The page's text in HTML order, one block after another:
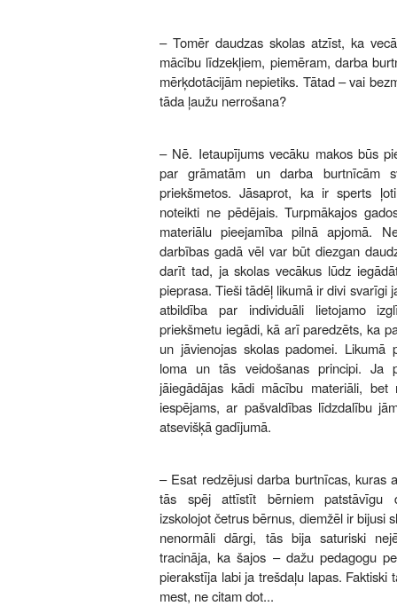
– Tomēr daudzas skolas atzīst, ka
mācību līdzekļiem, piemēram, darba
mērķdotācijām nepietiks. Tātad – vai
tāda ļaužu nerrošana?
– Nē. Ietaupījums vecāku makos būs
par grāmatām un darba burtnīcām
priekšmetos. Jāsaprot, ka ir sperts
noteikti ne pēdējais. Turpmākajos
materiālu pieejamība pilnā apjomā.
darbības gadā vēl var būt diezgan
darīt tad, ja skolas vecākus lūdz
pieprasa. Tieši tādēļ likumā ir divi svarīgi
atbildība par individuāli lietojamo
priekšmetu iegādi, kā arī paredzēts, ka
un jāvienojas skolas padomei. Likumā
loma un tās veidošanas principi. Ja
jāiegādājas kādi mācību materiāli,
iespējams, ar pašvaldības līdzdalību
atsevišķā gadījumā.
– Esat redzējusi darba burtnīcas, kuras
tās spēj attīstīt bērniem patstāvīgu
izskolojot četrus bērnus, diemžēl ir bijusi
nenormāli dārgi, tās bija saturiski
tracināja, ka šajos – dažu pedagogu
pierakstīja labi ja trešdaļu lapas. Faktiski
mest, ne citam dot...